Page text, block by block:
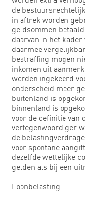
de
in aftrek worden
geldsommen
daarvan in het
daarmee
bestraffing mogen
inkomen uit
worden ingekeerd
onderscheid meer
buitenland is
binnenland is
voor de definitie van
vertegenwoordiger
de
voor spontane
dezelfde wettelijke
gelden als bij een
Loonbelasting